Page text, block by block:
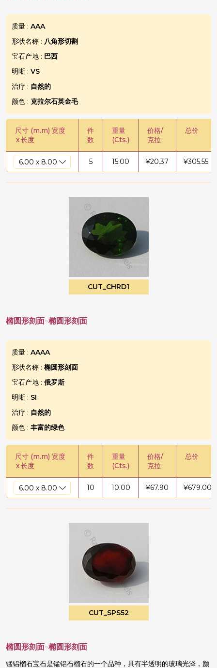
质量 : AAA
形状名称 : 八角形切割
宝石产地 : 巴西
明晰 : VS
治疗 : 自然的
颜色 : 克拉尔石英金毛
尺寸 (m.m) 宽度
x长度
件
数
重量
(Cts.)
价格/
克拉
总价
5 15.00 ¥20.37 ¥305.55
CUT_CHRD1
椭圆形刻面-椭圆形刻面
质量 : AAAA
形状名称 : 椭圆形刻面
宝石产地 : 俄罗斯
明晰 : SI
治疗 : 自然的
颜色 : 丰富的绿色
尺寸 (m.m) 宽度
x长度
件
数
重量
(Cts.)
价格/
克拉
总价
10 10.00 ¥67.90 ¥679.00
CUT_SPS52
椭圆形刻面-椭圆形刻面
锰铝榴石宝石是锰铝石榴石的一个品种，具有半透明的玻璃光泽，颜